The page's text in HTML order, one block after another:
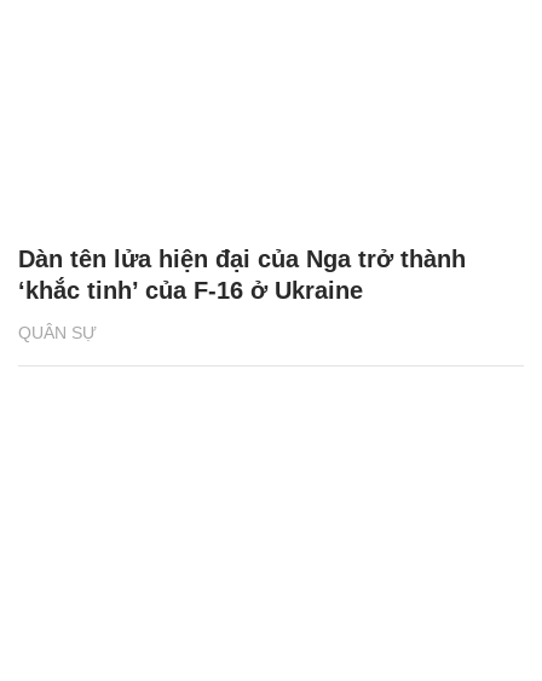
QUÂN SỰ
Dàn tên lửa hiện đại của Nga trở thành
‘khắc tinh’ của F-16 ở Ukraine